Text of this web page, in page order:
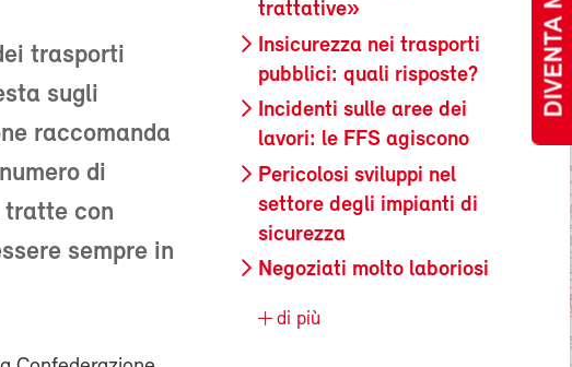
trasporti
sugli
raccomanda
di
tratte con
sempre in
trattative»
Insicurezza nei trasporti
pubblici: quali risposte?
Incidenti sulle aree dei
lavori: le FFS agiscono
Pericolosi sviluppi nel
settore degli impianti di
sicurezza
Negoziati molto laboriosi
di più